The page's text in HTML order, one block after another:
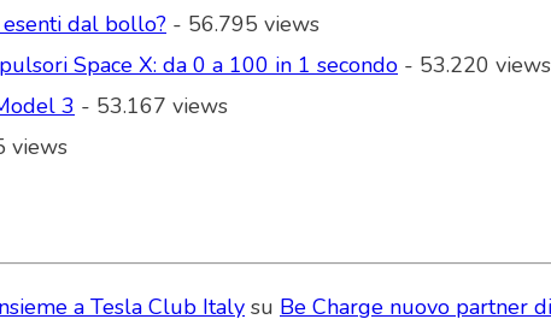
dal bollo? - 56.795 views
Space X: da 0 a 100 in 1 secondo - 53.220 views
3 - 53.167 views
views
a Tesla Club Italy su Be Charge nuovo partner